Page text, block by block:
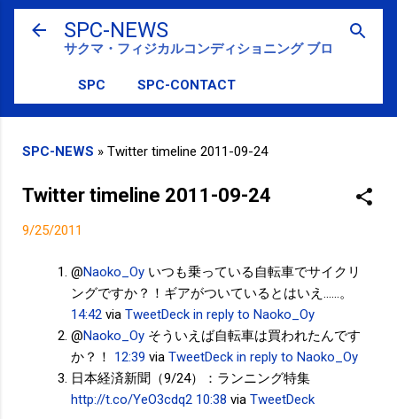
スキップしてメイン コンテンツに移動
SPC-NEWS
サクマ・フィジカルコンディショニング ブログ
SPC SPC-CONTACT
SPC-NEWS » Twitter timeline 2011-09-24
Twitter timeline 2011-09-24
9/25/2011
@Naoko_Oy いつも乗っている自転車でサイクリ
ングですか？！ギアがついているとはいえ......。
14:42 via TweetDeck in reply to Naoko_Oy
@Naoko_Oy そういえば自転車は買われたんです
か？！
12:39 via TweetDeck in reply to Naoko_Oy
日本経済新聞（9/24）：ランニング特集
http://t.co/YeO3cdq2 10:38 via TweetDeck